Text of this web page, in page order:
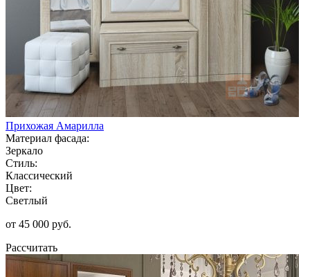
Прихожая Амарилла
Материал фасада:
Зеркало
Стиль:
Классический
Цвет:
Светлый
от 45 000 руб.
Рассчитать